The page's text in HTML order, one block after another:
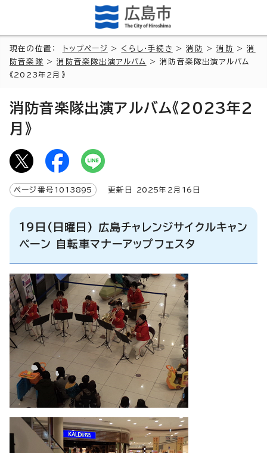
現在の位置： トップページ > くらし・手続き >消防 >消防 >消
防音楽隊 >消防音楽隊出演アルバム
> 消防音楽隊出演アルバム
《2023年2月》
消防音楽隊出演アルバム《2023年2
月》
ページ番号 1013895 更新日 2025年2月 16 日
19日(日曜日) 広島チャレンジサイクルキャン
ペーン 自転車マナーアップフェスタ